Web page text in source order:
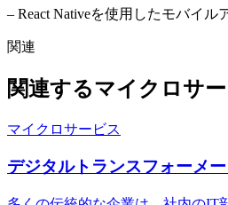
– React Nativeを使用したモバイル
関連
関連するマイクロサ
マイクロサービス
デジタルトランスフォーメ